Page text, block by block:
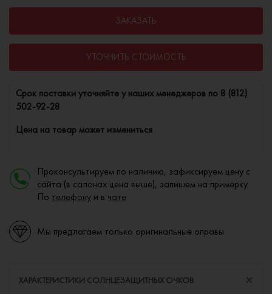
ЗАКАЗАТЬ
УТОЧНИТЬ СТОИМОСТЬ
Cрок поставки уточняйте у наших менеджеров по 8 (812)
502-92-28
Цена на товар может измениться
Проконсультируем по наличию, зафиксируем цену с
сайта (в салонах цена выше), запишем на примерку.
По телефону и в чате
Мы предлагаем только оригинальные оправы
ХАРАКТЕРИСТИКИ СОЛНЦЕЗАЩИТНЫХ ОЧКОВ